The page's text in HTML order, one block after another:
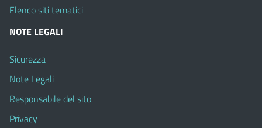
Elenco siti tematici
NOTE LEGALI
Sicurezza
Note Legali
Responsabile del sito
Privacy